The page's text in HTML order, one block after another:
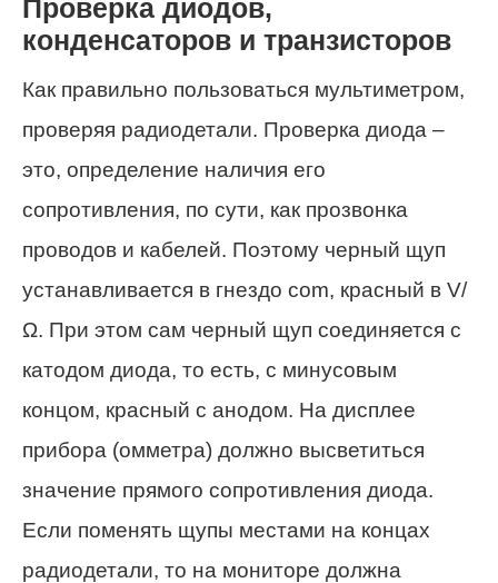
Проверка диодов,
конденсаторов и транзисторов
Как правильно пользоваться мультиметром,
проверяя радиодетали. Проверка диода –
это, определение наличия его
сопротивления, по сути, как прозвонка
проводов и кабелей. Поэтому черный щуп
устанавливается в гнездо com, красный в V/
Ω. При этом сам черный щуп соединяется с
катодом диода, то есть, с минусовым
концом, красный с анодом. На дисплее
прибора (омметра) должно высветиться
значение прямого сопротивления диода.
Если поменять щупы местами на концах
радиодетали, то на мониторе должна